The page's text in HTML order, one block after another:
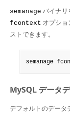
semanage バイナリ
fcontext オプシ
ストできます。
semanage
MySQL データ
デフォルトのデータ